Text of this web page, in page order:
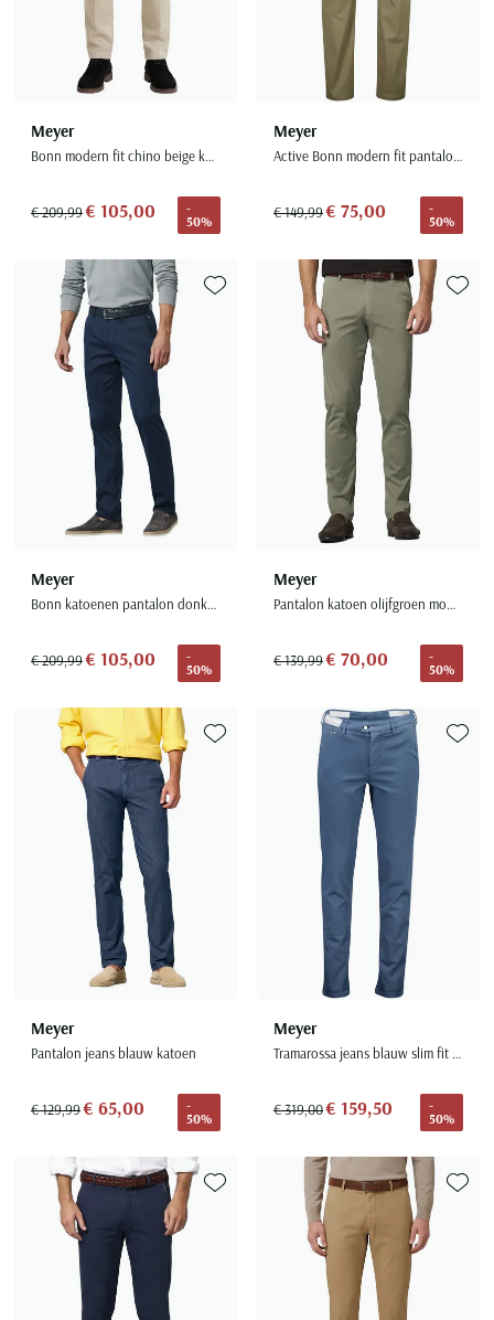
Meyer
Bonn modern fit chino beige katoen flatfront
€ 209,99€ 105,00
-
50%
Meyer
Active Bonn modern fit pantalon chino
€ 149,99€ 75,00
-
50%
Meyer
Bonn katoenen pantalon donkerblauw
€ 209,99€ 105,00
-
50%
Toevoegen aan favorieten
Meyer
Pantalon katoen olijfgroen modern fit flatfront
€ 139,99€ 70,00
-
50%
Meyer
Pantalon jeans blauw katoen
€ 129,99€ 65,00
-
50%
Toevoegen aan favorieten
Meyer
Tramarossa jeans blauw slim fit katoen
€ 319,00€ 159,50
-
50%
Toevoegen aan favorieten